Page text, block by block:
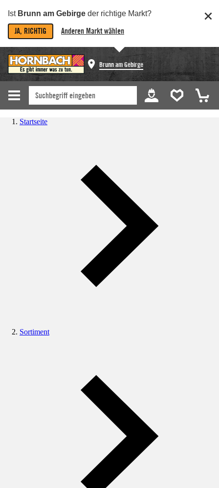
Ist Brunn am Gebirge der richtige Markt?
JA, RICHTIG Anderen Markt wählen
Brunn am Gebirge
Startseite
Sortiment